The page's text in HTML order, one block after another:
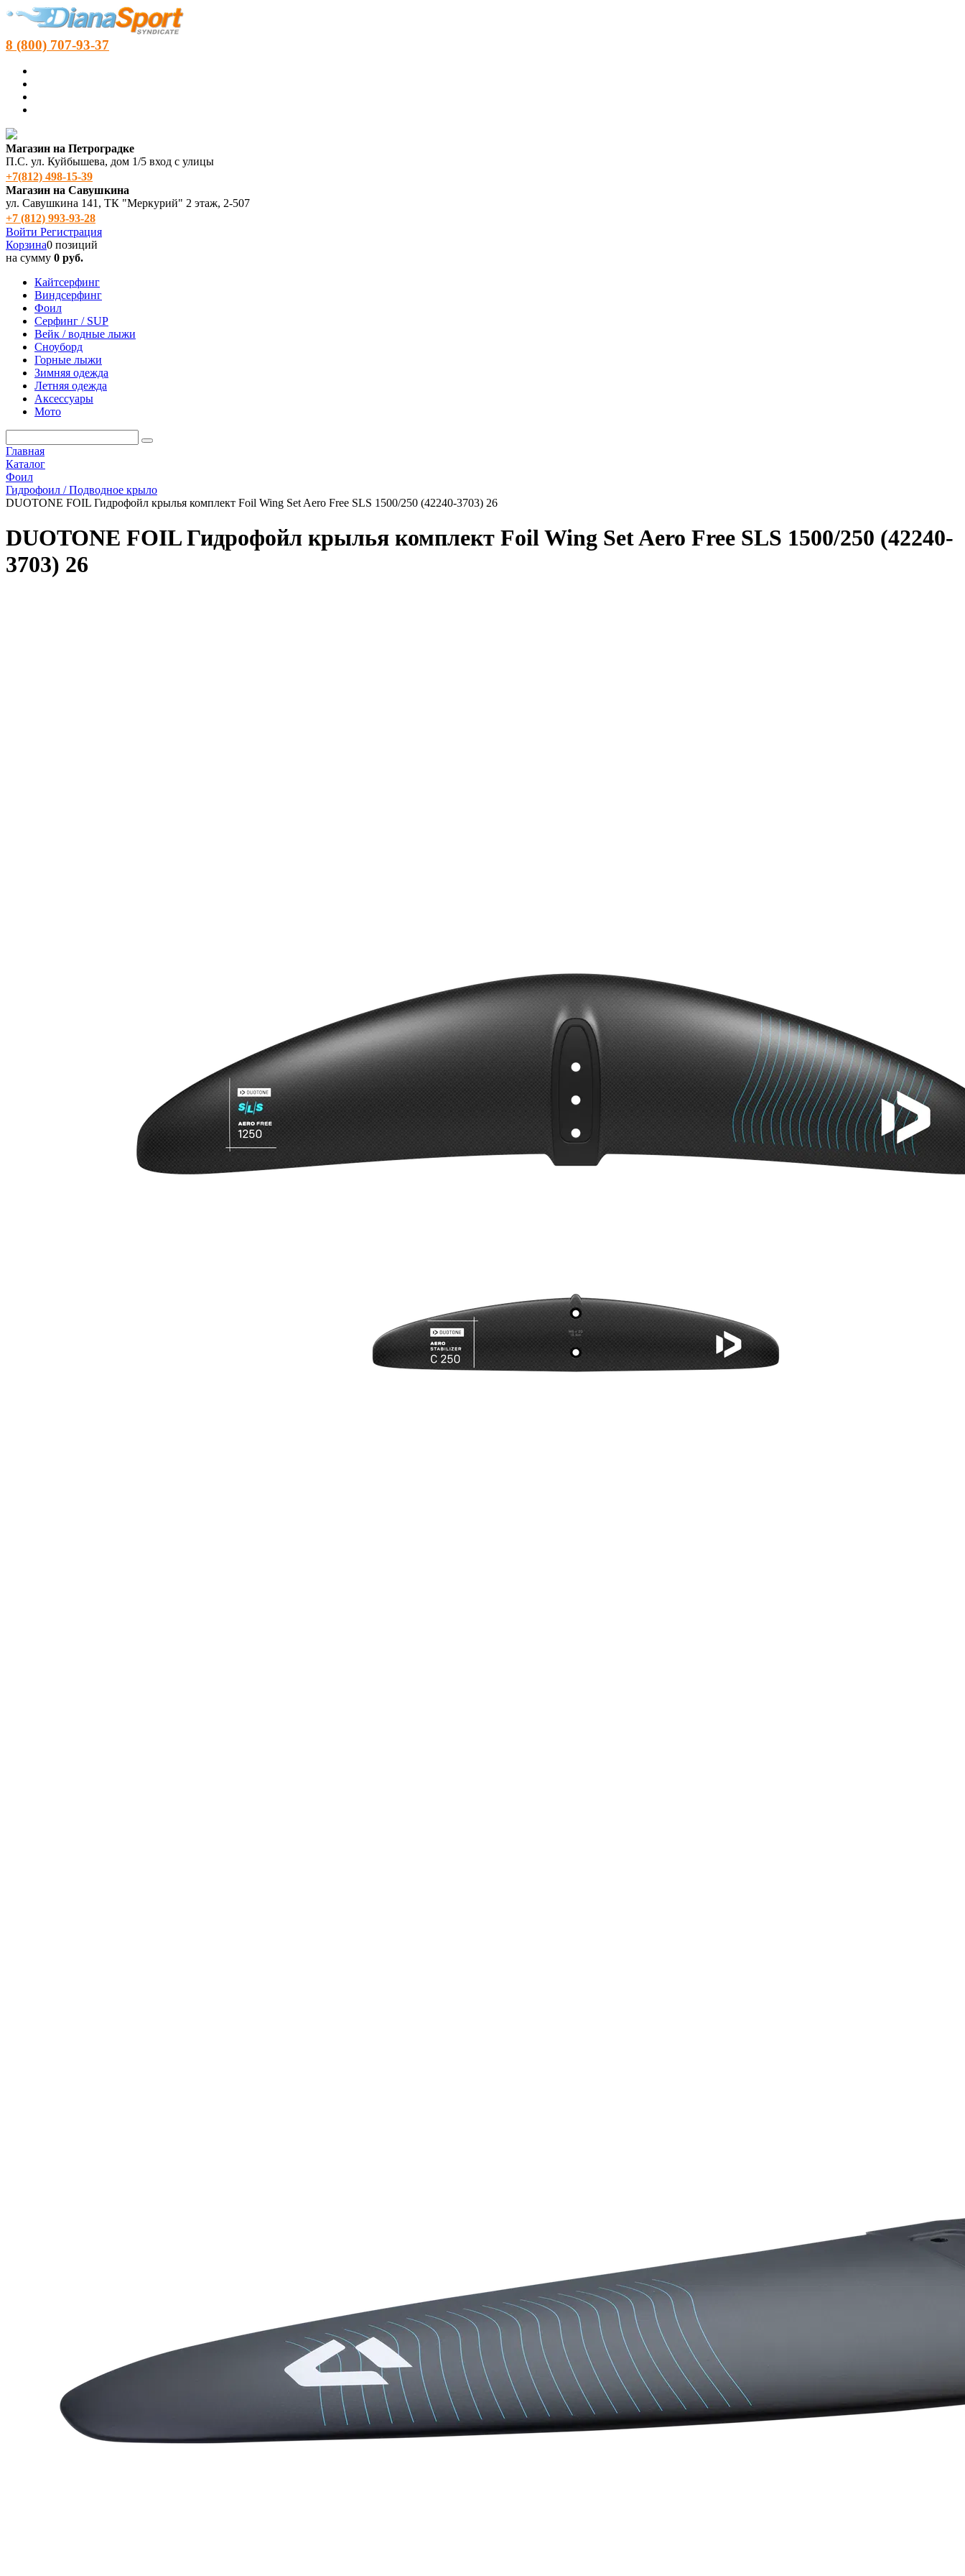
8 (800) 707-93-37
Магазин на Петроградке
П.С. ул. Куйбышева, дом 1/5 вход с улицы
+7(812) 498‑15-39
Магазин на Савушкина
ул. Савушкина 141, ТК "Меркурий" 2 этаж, 2-507
+7 (812) 993-93-28
Войти Регистрация
Корзина0 позиций
на сумму 0 руб.
Кайтсерфинг
Виндсерфинг
Фоил
Серфинг / SUP
Вейк / водные лыжи
Сноуборд
Горные лыжи
Зимняя одежда
Летняя одежда
Аксессуары
Мото
Главная
Каталог
Фоил
Гидрофоил / Подводное крыло
DUOTONE FOIL Гидрофойл крылья комплект Foil Wing Set Aero Free SLS 1500/250 (42240-3703) 26
DUOTONE FOIL Гидрофойл крылья комплект Foil Wing Set Aero Free SLS 1500/250 (42240-
3703) 26